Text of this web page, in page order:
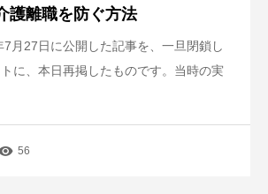
護離職を防ぐ方法
月27日に公開した記事を、一旦閉鎖し
に、本日再掲したものです。当時の実
56